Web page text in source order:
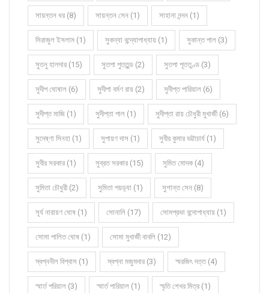
সায়ন্তন ধর (8) সায়ন্তন সেন (1) সাহানা নন্দন (1)
সিরাজুল ইসলাম (1) সুকন্যা বন্দ্যোপাধ্যায় (1) সুকান্ত পাল (3)
সুতনু হালদার (15) সুতপা পুততুন্ড (2) সুতপা পূততুণ্ড (3)
সুদীপ ঘোষাল (6) সুদীপা বর্মণ রায় (2) সুদীপ্ত পারিয়াল (6)
সুদীপ্ত মাজি (1) সুদীপ্তা পাল (1) সুদীপ্তা রায় চৌধুরী মুখার্জী (6)
সুদেষ্ণা সিনহা (1) সুপায়ণ দাস (1) সুবীর কুমার ভট্টাচার্য (1)
সুবীর সরকার (1) সুব্রত সরকার (15) সুমিত মোদক (4)
সুমিতা চৌধুরী (2) সুমিতা পয়ড়্যা (1) সুশান্ত সেন (8)
সূর্য নারায়ণ ঘোষ (1) সোনালি (17) সোমপ্রভা বন্দোপাধ্যায় (1)
সোমা পালিত ঘোষ (1) সোমা মুখার্জী বাবলি (12)
স্বপ্ননীল বিশ্বাস (1) স্বপ্না মজুমদার (3) স্মরজিৎ দত্ত (4)
স্মার্ত পরিয়াল (3) স্মার্ত পারিয়াল (1) স্মৃতি শেখর মিত্র (1)